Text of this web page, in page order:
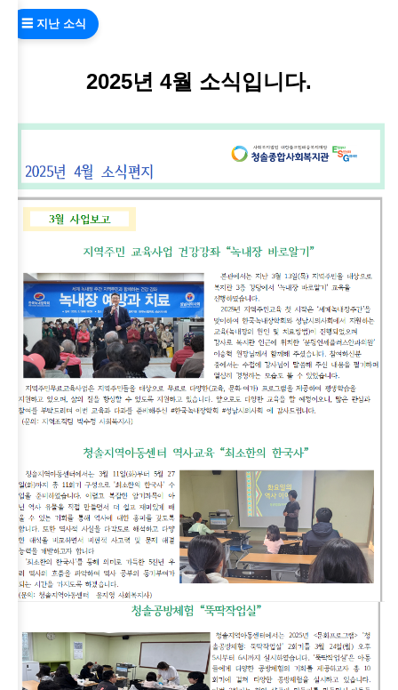
☰ 지난 소식
2025년 4월 소식입니다.